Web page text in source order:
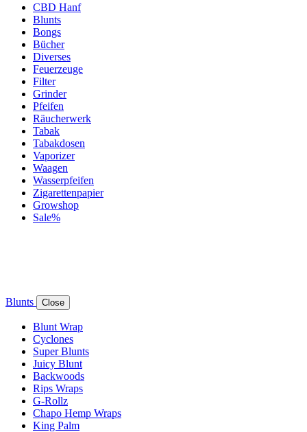
CBD Hanf
Blunts
Bongs
Bücher
Diverses
Feuerzeuge
Filter
Grinder
Pfeifen
Räucherwerk
Tabak
Tabakdosen
Vaporizer
Waagen
Wasserpfeifen
Zigarettenpapier
Growshop
Sale%
Blunts Close
Blunt Wrap
Cyclones
Super Blunts
Juicy Blunt
Backwoods
Rips Wraps
G-Rollz
Chapo Hemp Wraps
King Palm